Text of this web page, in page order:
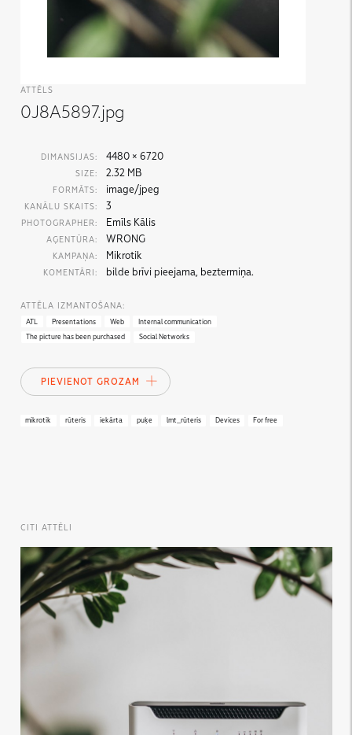
ATTĒLS
0J8A5897.jpg
DIMANSIJAS: 4480 × 6720
SIZE: 2.32 MB
FORMĀTS: image/jpeg
KANĀLU SKAITS: 3
PHOTOGRAPHER: Emīls Kālis
AĢENTŪRA: WRONG
KAMPAŅA: Mikrotik
KOMENTĀRI: bilde brīvi pieejama, beztermiņa.
ATTĒLA IZMANTOŠANA:
ATL Presentations Web
Internal communication
The picture has been purchased
Social Networks
PIEVIENOT GROZAM
mikrotik rūteris iekārta puķe lmt_rūteris Devices For free
CITI ATTĒLI